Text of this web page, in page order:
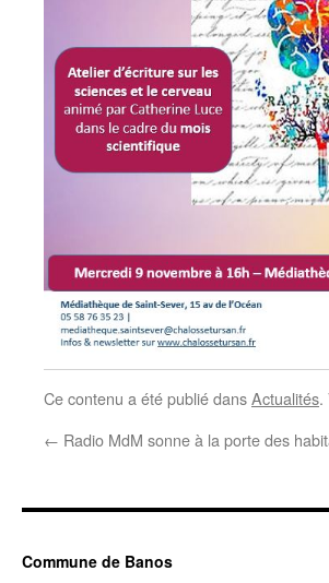
Ce contenu a été publié dansActualités.
← Radio MdM sonne à la porte des
Commune de Banos